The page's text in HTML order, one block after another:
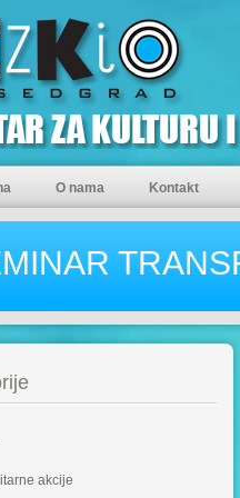
O nama Kontakt
akcije